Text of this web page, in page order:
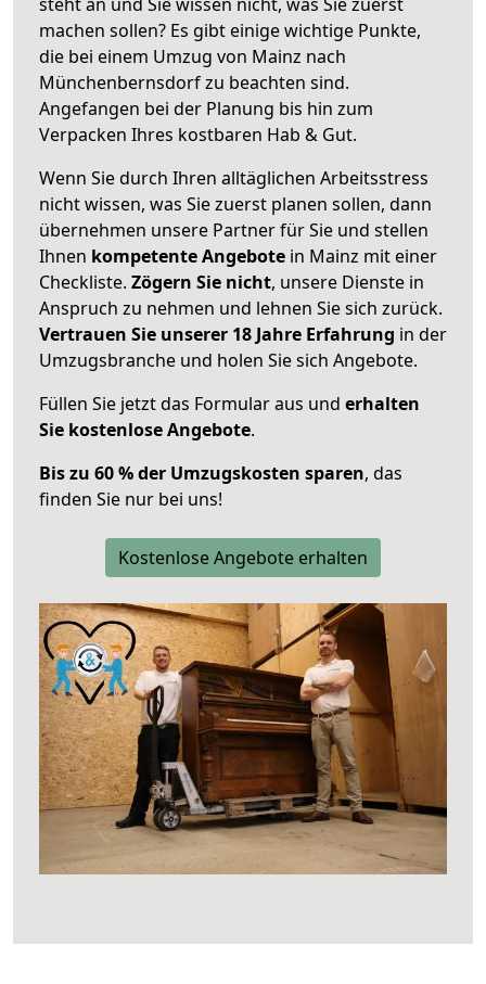
machen sollen? Es gibt einige wichtige Punkte,
die bei einem Umzug von Mainz nach
Münchenbernsdorf zu beachten sind.
Angefangen bei der Planung bis hin zum
Verpacken Ihres kostbaren Hab & Gut.
Wenn Sie durch Ihren alltäglichen Arbeitsstress
nicht wissen, was Sie zuerst planen sollen, dann
übernehmen unsere Partner für Sie und stellen
Ihnen kompetente Angebote in Mainz mit einer
Checkliste. Zögern Sie nicht, unsere Dienste in
Anspruch zu nehmen und lehnen Sie sich zurück.
Vertrauen Sie unserer 18 Jahre Erfahrung in der
Umzugsbranche und holen Sie sich Angebote.
Füllen Sie jetzt das Formular aus und erhalten
Sie kostenlose Angebote.
Bis zu 60 % der Umzugskosten sparen, das
finden Sie nur bei uns!
Kostenlose Angebote erhalten